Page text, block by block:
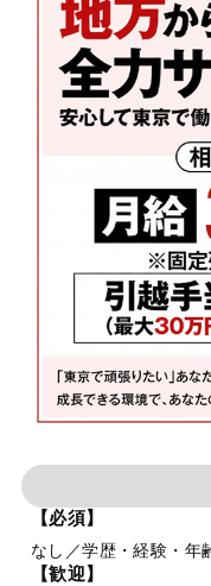
【必須】
なし／学歴・経験・年
【歓迎】